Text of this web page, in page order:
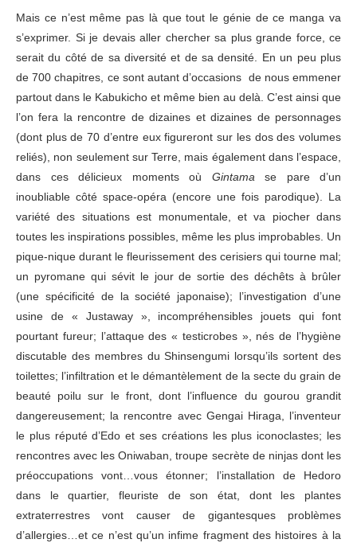
Mais ce n’est même pas là que tout le génie de ce manga va
s’exprimer. Si je devais aller chercher sa plus grande force, ce
serait du côté de sa diversité et de sa densité. En un peu plus
de 700 chapitres, ce sont autant d’occasions de nous emmener
partout dans le Kabukicho et même bien au delà. C’est ainsi que
l’on fera la rencontre de dizaines et dizaines de personnages
(dont plus de 70 d’entre eux figureront sur les dos des volumes
reliés), non seulement sur Terre, mais également dans l’espace,
dans ces délicieux moments où Gintamase pare d’un
inoubliable côté space-opéra (encore une fois parodique). La
variété des situations est monumentale, et va piocher dans
toutes les inspirations possibles, même les plus improbables. Un
pique-nique durant le fleurissement des cerisiers qui tourne mal;
un pyromane qui sévit le jour de sortie des déchêts à brûler
(une spécificité de la société japonaise); l’investigation d’une
usine de « Justaway », incompréhensibles jouets qui font
pourtant fureur; l’attaque des « testicrobes », nés de l’hygiène
discutable des membres du Shinsengumi lorsqu’ils sortent des
toilettes; l’infiltration et le démantèlement de la secte du grain de
beauté poilu sur le front, dont l’influence du gourou grandit
dangereusement; la rencontre avec Gengai Hiraga, l’inventeur
le plus réputé d’Edo et ses créations les plus iconoclastes; les
rencontres avec les Oniwaban, troupe secrète de ninjas dont les
préoccupations vont…vous étonner; l’installation de Hedoro
dans le quartier, fleuriste de son état, dont les plantes
extraterrestres vont causer de gigantesques problèmes
d’allergies…et ce n’est qu’un infime fragment des histoires à la